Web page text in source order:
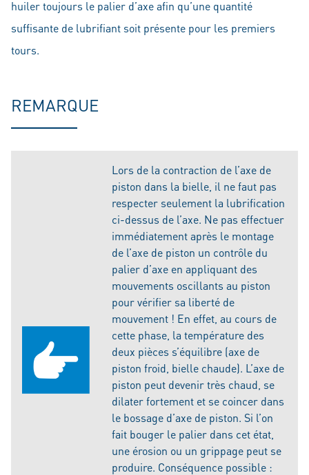
huiler toujours le palier d’axe afin qu’une quantité
suffisante de lubrifiant soit présente pour les premiers
tours.
REMARQUE
Lors de la contraction de l’axe de
piston dans la bielle, il ne faut pas
respecter seulement la lubrification
ci-dessus de l’axe. Ne pas effectuer
immédiatement après le montage
de l’axe de piston un contrôle du
palier d’axe en appliquant des
mouvements oscillants au piston
pour vérifier sa liberté de
mouvement ! En effet, au cours de
cette phase, la température des
deux pièces s’équilibre (axe de
piston froid, bielle chaude). L’axe de
piston peut devenir très chaud, se
dilater fortement et se coincer dans
le bossage d’axe de piston. Si l’on
fait bouger le palier dans cet état,
une érosion ou un grippage peut se
produire. Conséquence possible :